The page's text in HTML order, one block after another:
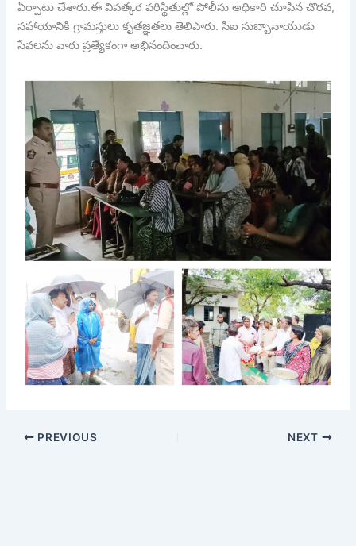
ఏర్పాటు చేశారు.ఈ విపత్కర పరిస్థితుల్లో పోలీసు అధికారి చూపిన చొరవ,
సహాయానికి గ్రామస్తులు కృతజ్ఞతలు తెలిపారు. సీఐ సుబ్బానాయుడు
సేవలను వారు ప్రత్యేకంగా అభినందించారు.
PREVIOUS NEXT